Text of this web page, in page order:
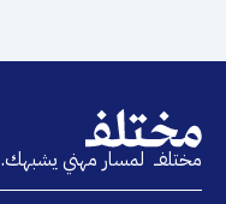
مختلفــ لمسار مهني يشبهك.